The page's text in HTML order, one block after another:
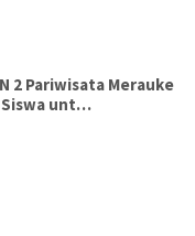
2 Pariwisata Merauke
Siswa unt…